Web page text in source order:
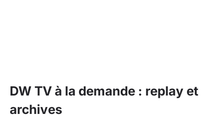
DW TV à la demande : replay et
archives